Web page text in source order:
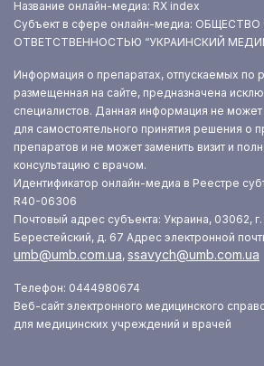
Название онлайн-медиа: RX index
Субъект в сфере онлайн-медиа:
ОТВЕТСТВЕННОСТЬЮ “УКРАИНСКИЙ
Информация о препаратах, отпускаемых по
размещенная на сайте, предназначена
специалистов. Данная информация не может
для самостоятельного принятия решения о
препаратов и не может заменить визит и
консультацию с врачом.
Идентификатор онлайн-медиа в Реестре
R40-06306
Почтовый адрес субъекта: Украина, 03062,
Берестейский, д. 67 Адрес электронной
umb@umb.com.ua, ssavych@umb.com.ua
Телефон: 0444980674
Веб-сайт электронного медицинского
для медицинских учреждений и врачей